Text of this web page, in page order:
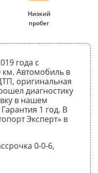
Низкий
пробег
года с
Автомобиль в
оригинальная
диагностику
в нашем
1 год. В
Эксперт» в
0-0-6,